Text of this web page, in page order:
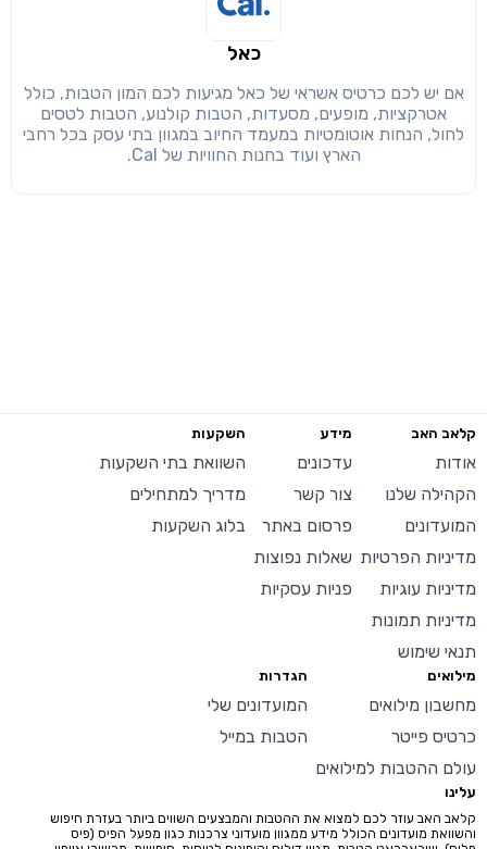
כאל
אם יש לכם כרטיס אשראי של כאל מגיעות לכם המון הטבות, כולל
אטרקציות, מופעים, מסעדות, הטבות קולנוע, הטבות לטסים
לחול, הנחות אוטומטיות במעמד החיוב במגוון בתי עסק בכל רחבי
הארץ ועוד בחנות החוויות של Cal.
קלאב האב
אודות
הקהילה שלנו
המועדונים
מדיניות הפרטיות
מדיניות עוגיות
מדיניות תמונות
תנאי שימוש
מידע
עדכונים
צור קשר
פרסום באתר
שאלות נפוצות
פניות עסקיות
השקעות
השוואת בתי השקעות
מדריך למתחילים
בלוג השקעות
מילואים
מחשבון מילואים
כרטיס פייטר
עולם ההטבות למילואים
הגדרות
המועדונים שלי
הטבות במייל
עלינו
קלאב האב עוזר לכם למצוא את ההטבות והמבצעים השווים ביותר בעזרת חיפוש
והשוואת מועדונים הכולל מידע ממגוון מועדוני צרכנות כגון מפעל הפיס (פיס